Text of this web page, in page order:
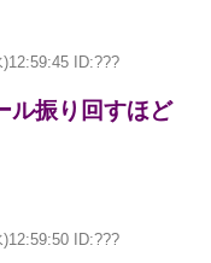
)12:59:45 ID:???
ル振り回すほど
)12:59:50 ID:???